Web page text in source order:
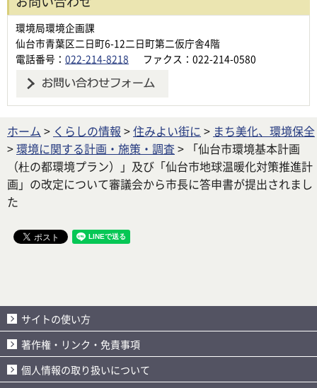
環境局環境企画課
仙台市青葉区二日町6-12二日町第二仮庁舎4階
電話番号： 022-214-8218 ファクス：022-214-0580
ホーム > くらしの情報 >住みよい街に > まち美化、環境保全
>環境に関する計画・施策・調査> 「仙台市環境基本計画
（杜の都環境プラン）」及び「仙台市地球温暖化対策推進計
画」の改定について審議会から市長に答申書が提出されまし
た
サイトの使い方
著作権・リンク・免責事項
個人情報の取り扱いについて